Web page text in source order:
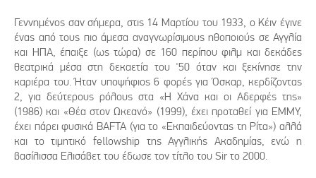
Γεννημένος σαν σήμερα, στις 14 Μαρτίου του 1933, ο Κέιν έγινε
ένας από τους πιο άμεσα αναγνωρίσιμους ηθοποιούς σε Αγγλία
και ΗΠΑ, έπαιξε (ως τώρα) σε 160 περίπου φιλμ και δεκάδες
θεατρικά μέσα στη δεκαετία του '50 όταν και ξεκίνησε την
καριέρα του. Ήταν υποψήφιος 6 φορές για Όσκαρ, κερδίζοντας
2, για δεύτερους ρόλους στα «Η Χάνα και οι Αδερφές της»
(1986) και «Θέα στον Ωκεανό» (1999), έχει προταθεί για EMMY,
έχει πάρει φυσικά BAFTA (για το «Εκπαιδεύοντας τη Ρίτα») αλλά
και το τιμητικό fellowship της Αγγλικής Ακαδημίας, ενώ η
βασίλισσα Ελισάβετ του έδωσε τον τίτλο του Sir το 2000.